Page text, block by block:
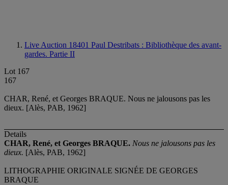
Live Auction 18401 Paul Destribats : Bibliothèque des avant-
gardes. Partie II
Lot 167
167
CHAR, René, et Georges BRAQUE. Nous ne jalousons pas les
dieux. [Alès, PAB, 1962]
Details
CHAR, René, et Georges BRAQUE. Nous ne jalousons pas les
dieux. [Alès, PAB, 1962]
LITHOGRAPHIE ORIGINALE SIGNÉE DE GEORGES
BRAQUE